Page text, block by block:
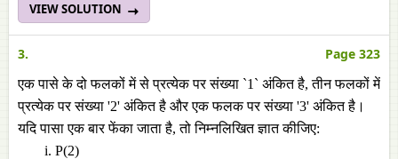
VIEW SOLUTION
3. Page 323
एक पासे के दो फलकों में से प्रत्येक पर संख्या `1` अंकित है, तीन फलकों में
प्रत्येक पर संख्या '2' अंकित है और एक फलक पर संख्या '3' अंकित है।
यदि पासा एक बार फेंका जाता है, तो निम्नलिखित ज्ञात कीजिए:
P(2)